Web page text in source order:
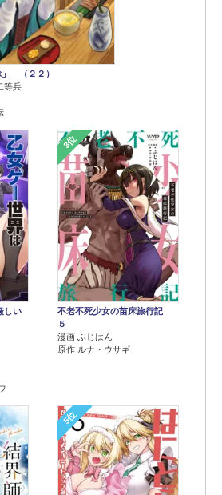
」 （２２）
等兵
しい
3位
不老不死少女の苗床旅行記
５
漫画 ふじはん
原作 ルナ・ウサギ
5位